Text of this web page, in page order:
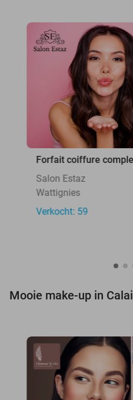
Forfait coiffure
Salon Estaz
Wattignies
Verkocht: 59
Mooie make-up in